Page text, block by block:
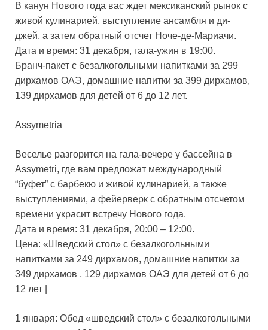
В канун Нового года вас ждет мексиканский рынок с
живой кулинарией, выступление ансамбля и ди-
джей, а затем обратный отсчет Ноче-де-Мариачи.
Дата и время: 31 декабря, гала-ужин в 19:00.
Бранч-пакет с безалкогольными напитками за 299
дирхамов ОАЭ, домашние напитки за 399 дирхамов,
139 дирхамов для детей от 6 до 12 лет.
Assymetria
Веселье разгорится на гала-вечере у бассейна в
Assymetri, где вам предложат международный
“буфет” с барбекю и живой кулинарией, а также
выступлениями, а фейерверк с обратным отсчетом
времени украсит встречу Нового года.
Дата и время: 31 декабря, 20:00 – 12:00.
Цена: «Шведский стол» с безалкогольными
напитками за 249 дирхамов, домашние напитки за
349 дирхамов , 129 дирхамов ОАЭ для детей от 6 до
12 лет |
1 января: Обед «шведский стол» с безалкогольными